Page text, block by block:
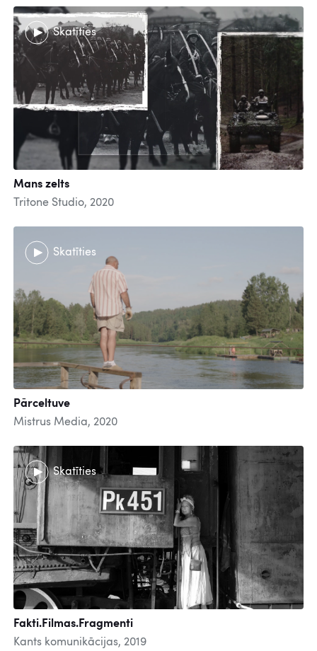
Skatīties
Mans zelts
Tritone Studio, 2020
Skatīties
Pārceltuve
Mistrus Media, 2020
Skatīties
Fakti.Filmas.Fragmenti
Kants komunikācijas, 2019